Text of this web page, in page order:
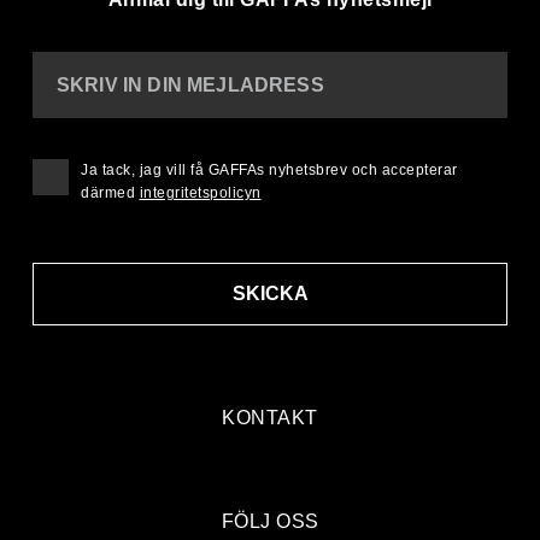
KONTAKT
SKRIV IN DIN MEJLADRESS
SKICKA
Ja tack, jag vill få GAFFAs nyhetsbrev och accepterar
därmed integritetspolicyn
FÖLJ OSS